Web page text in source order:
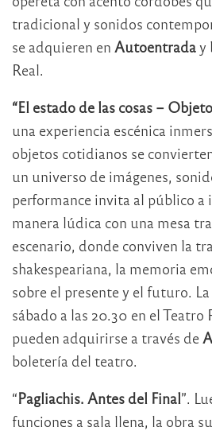
tradicional y sonidos
se adquieren en Autoentrada y
Real.
“El estado de las cosas –
una experiencia escénica
objetos cotidianos se
un universo de imágenes,
performance invita al público a
manera lúdica con una mesa
escenario, donde conviven la
shakespeariana, la memoria
sobre el presente y el futuro.
sábado a las 20.30 en el Teatro
pueden adquirirse a través de
boletería del teatro.
“Pagliachis. Antes del Final”.
funciones a sala llena, la obra